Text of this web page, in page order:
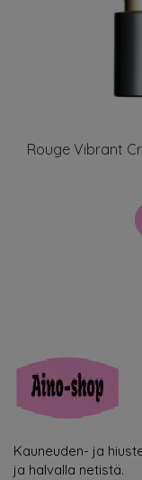
Rouge Vibrant
Kauneuden- ja
ja halvalla netistä.